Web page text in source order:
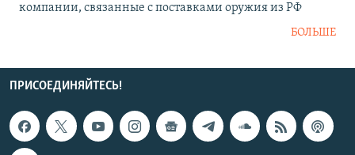
компании, связанные с поставками оружия из РФ
БОЛЬШЕ
ПРИСОЕДИНЯЙТЕСЬ!